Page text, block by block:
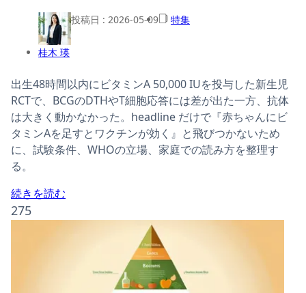
桂木 瑛
投稿日 : 2026-05-09 特集
出生48時間以内にビタミンA 50,000 IUを投与した新生児
RCTで、BCGのDTHやT細胞応答には差が出た一方、抗体
は大きく動かなかった。headline だけで『赤ちゃんにビ
タミンAを足すとワクチンが効く』と飛びつかないため
に、試験条件、WHOの立場、家庭での読み方を整理す
る。
続きを読む
275